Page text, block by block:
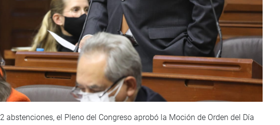
abstenciones, el Pleno del Congreso aprobó la Moción de Orden del Día